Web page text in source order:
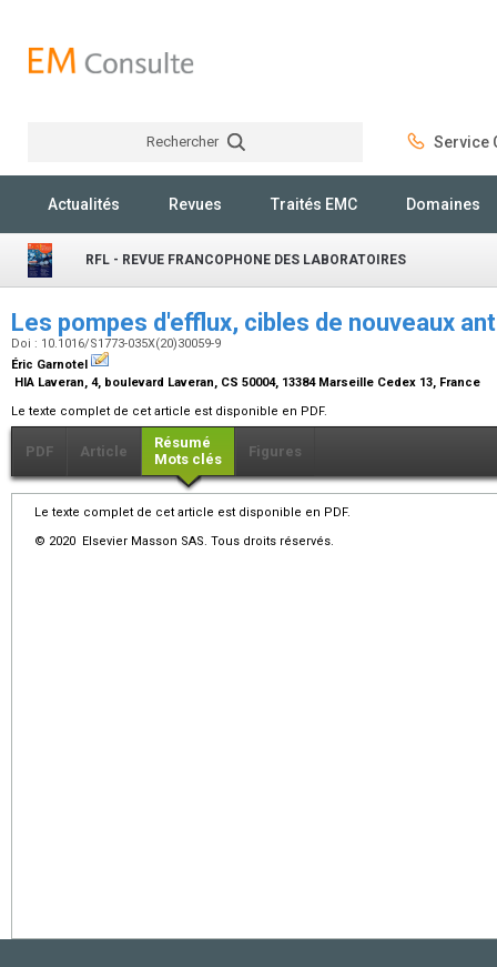
Rechercher Service
Actualités Revues Traités EMC Domaines
RFL - REVUE FRANCOPHONE DES LABORATOIRES
Les pompes d'efflux, cibles de nouveaux
Doi : 10.1016/S1773-035X(20)30059-9
Éric Garnotel
HIA Laveran, 4, boulevard Laveran, CS 50004, 13384 Marseille Cedex 13, France
Le texte complet de cet article est disponible en PDF.
PDF Article
Résumé
Mots clés
Figures
Le texte complet de cet article est disponible en PDF.
© 2020 Elsevier Masson SAS. Tous droits réservés.